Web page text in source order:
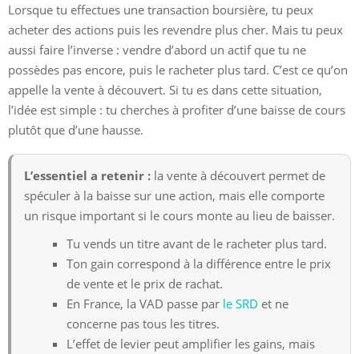
Lorsque tu effectues une transaction boursière, tu peux
acheter des actions puis les revendre plus cher. Mais tu peux
aussi faire l’inverse : vendre d’abord un actif que tu ne
possèdes pas encore, puis le racheter plus tard. C’est ce qu’on
appelle la vente à découvert. Si tu es dans cette situation,
l’idée est simple : tu cherches à profiter d’une baisse de cours
plutôt que d’une hausse.
L’essentiel a retenir : la vente à découvert permet de
spéculer à la baisse sur une action, mais elle comporte
un risque important si le cours monte au lieu de baisser.
Tu vends un titre avant de le racheter plus tard.
Ton gain correspond à la différence entre le prix
de vente et le prix de rachat.
En France, la VAD passe par le SRD et ne
concerne pas tous les titres.
L’effet de levier peut amplifier les gains, mais